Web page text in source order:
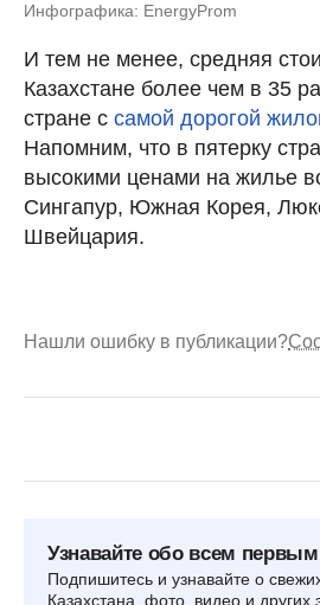
Инфографика: EnergyProm
И тем не менее, средняя
Казахстане более чем в 35
стране с самой дорогой
Напомним, что в пятерку
высокими ценами на жилье
Сингапур, Южная Корея,
Швейцария.
Нашли ошибку в публикации?
Узнавайте обо всем
Подпишитесь и узнавайте о
Казахстана, фото, видео и других